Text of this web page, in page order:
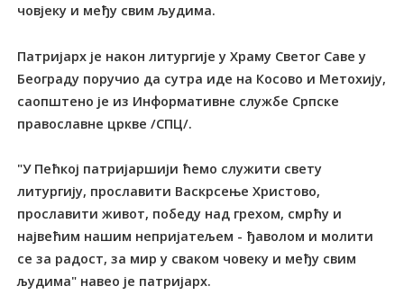
човјеку и међу свим људима.
Патријарх је након литургије у Храму Светог Саве у
Београду поручио да сутра иде на Косово и Метохију,
саопштено је из Информативне службе Српске
православне цркве /СПЦ/.
"У Пећкој патријаршији ћемо служити свету
литургију, прославити Васкрсење Христово,
прославити живот, победу над грехом, смрћу и
највећим нашим непријатељем - ђаволом и молити
се за радост, за мир у сваком човеку и међу свим
људима" навео је патријарх.